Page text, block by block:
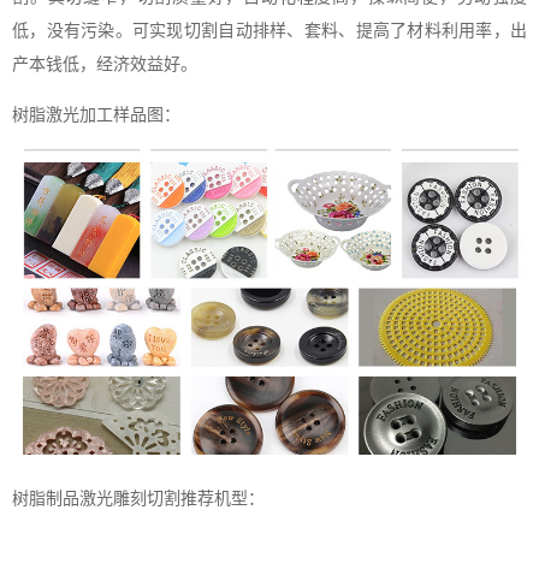
低，没有污染。可实现切割自动排样、套料、提高了材料利用率，出
产本钱低，经济效益好。
树脂激光加工样品图：
树脂制品激光雕刻切割推荐机型：